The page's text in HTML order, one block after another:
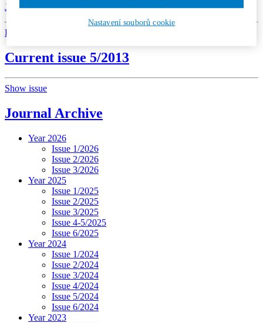
Jurisprudence 5/2013
Download
Current issue 5/2013
Show issue
Journal Archive
Year 2026
Issue 1/2026
Issue 2/2026
Issue 3/2026
Year 2025
Issue 1/2025
Issue 2/2025
Issue 3/2025
Issue 4-5/2025
Issue 6/2025
Year 2024
Issue 1/2024
Issue 2/2024
Issue 3/2024
Issue 4/2024
Issue 5/2024
Issue 6/2024
Year 2023
Nastavení souborů cookie